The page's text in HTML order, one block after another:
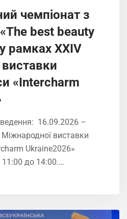
чемпіонат з
best beauty
рамках XXIV
«Intercharm
16.09.2026 –
виставки
Ukrainе2026»
11:00 до 14:00.…